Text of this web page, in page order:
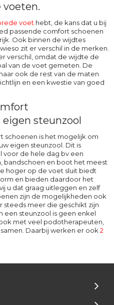
voeten.
voet hebt, de kans dat u bij
passende comfort schoenen
Ook binnen de wijdtes
zit er verschil in de merken.
verschil, omdat de wijdte de
van de voet gemeten. De
ook de rest van de maten
en een kwestie van goed
steunzool
schoenen is het mogelijk om
eigen steunzool. Dit is
voor de hele dag bv een
bandschoen en boot het meest
hoger op de voet sluit biedt
en bieden daardoor het
u dat graag uitleggen en zelf
zijn de mogelijkheden ook
steeds meer die geschikt zijn
een steunzool is geen enkel
met veel podotherapeuten,
Daarbij werken er ook2